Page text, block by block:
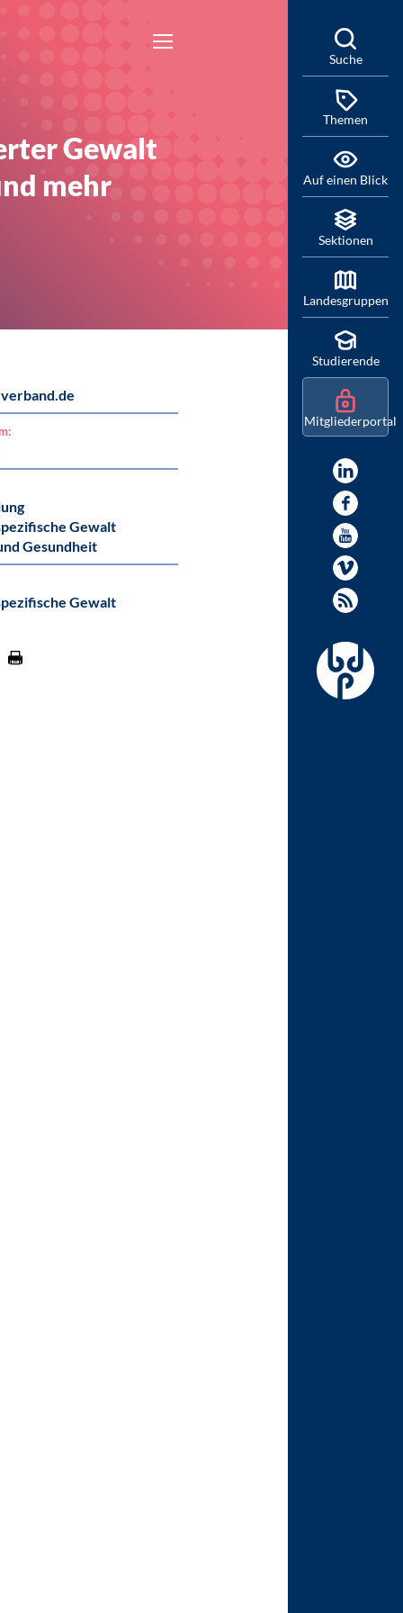
Gewalt
mehr
Gewalt
Gesundheit
Gewalt
Suche
Themen
Auf einen Blick
Sektionen
Landesgruppen
Studierende
Mitgliederportal